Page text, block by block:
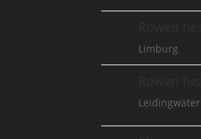
Limburg
Leidingwater